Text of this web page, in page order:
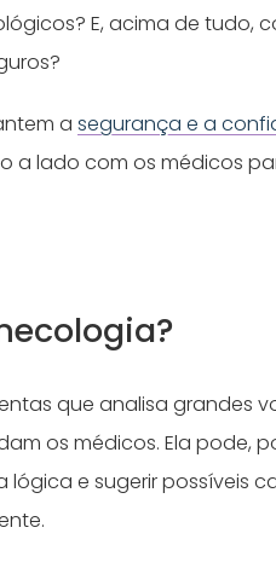
E, acima de tudo,
asegurança e a
a lado com os médicos
que analisa grandes
os médicos. Ela pode,
lógica e sugerir possíveis